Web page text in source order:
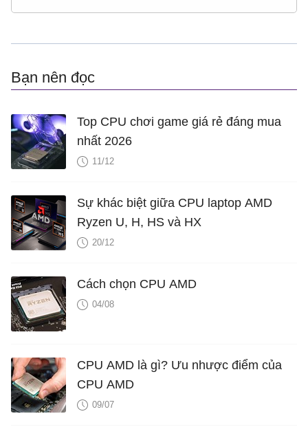
Bạn nên đọc
Top CPU chơi game giá rẻ đáng mua
nhất 2026
11/12
Sự khác biệt giữa CPU laptop AMD
Ryzen U, H, HS và HX
20/12
Cách chọn CPU AMD
04/08
CPU AMD là gì? Ưu nhược điểm của
CPU AMD
09/07